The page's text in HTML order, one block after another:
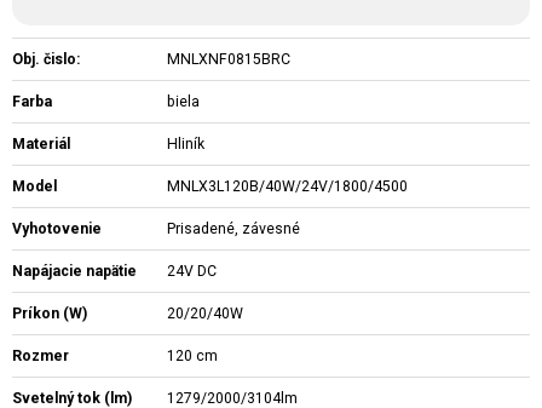
Obj. čislo: MNLXNF0815BRC
Farba biela
Materiál Hliník
Model MNLX3L120B/40W/24V/1800/4500
Vyhotovenie Prisadené, závesné
Napájacie napätie 24V DC
Príkon (W) 20/20/40W
Rozmer 120 cm
Svetelný tok (lm) 1279/2000/3104lm